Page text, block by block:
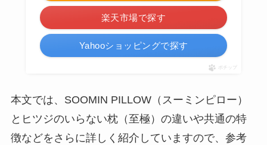
楽天市場で探す
Yahooショッピングで探す
ポチップ
本文では、SOOMIN PILLOW（スーミンピロー）
とヒツジのいらない枕（至極）の違いや共通の特
徴などをさらに詳しく紹介していますので、参考